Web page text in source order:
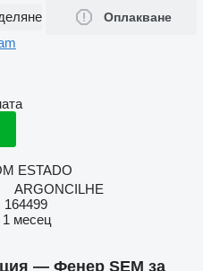
Оплакване
ESTADO
ARGONCILHE
164499
1 месец
— Фенер SEM за